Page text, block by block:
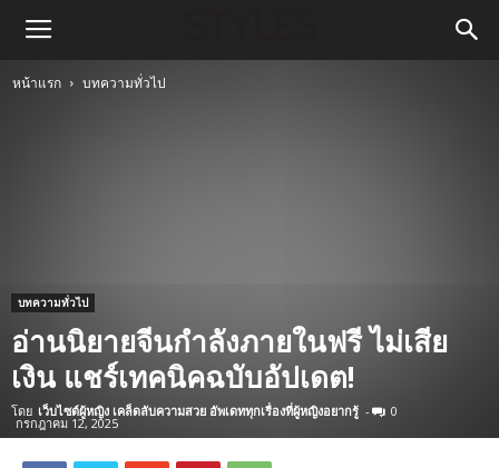
หน้าแรก บทความทั่วไป
บทความทั่วไป
อ่านนิยายจีนกำลังภายในฟรี ไม่เสีย
เงิน แชร์เทคนิคฉบับอัปเดต!
โดย เว็บไซต์ผู้หญิง เคล็ดลับความสวย อัพเดททุกเรื่องที่ผู้หญิงอยากรู้ -
กรกฎาคม 12, 2025
0